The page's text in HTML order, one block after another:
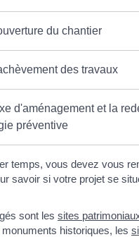
du chantier
des travaux
d'aménagement et la
préventive
temps, vous devez vous
savoir si votre projet se
sont les sites
historiques, les